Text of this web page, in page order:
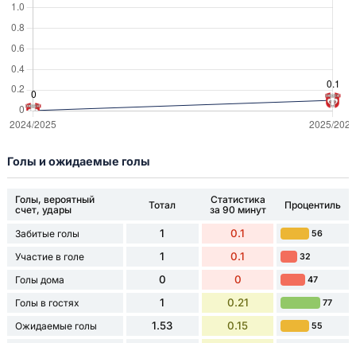
Голы и ожидаемые голы
Голы, вероятный
счет, удары
Тотал
Статистика
за 90 минут
Процентиль
Забитые голы 1 0.1 56
Участие в голе 1 0.1 32
Голы дома 0 0 47
Голы в гостях 1 0.21 77
Ожидаемые голы 1.53 0.15 55